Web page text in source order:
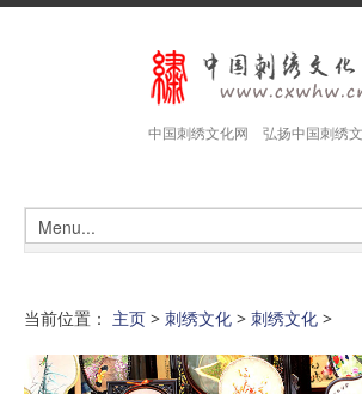
中国刺绣文化网 弘扬中国刺绣
当前位置： 主页 > 刺绣文化 > 刺绣文化 >